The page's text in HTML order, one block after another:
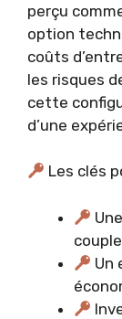
perçu
option
coûts
les risques
cette
d’une
Les clés
Un